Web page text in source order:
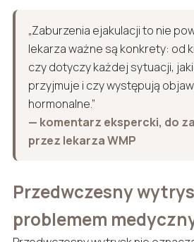
„Zaburzenia ejakulacji to nie
lekarza ważne są konkrety: od
czy dotyczy każdej sytuacji,
przyjmuje i czy występują
hormonalne.”
— komentarz ekspercki, do
przez lekarza WMP
Przedwczesny
problemem